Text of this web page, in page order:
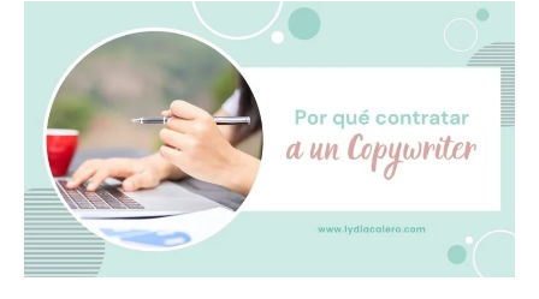
contratar
copywriter
para
los
textos
de